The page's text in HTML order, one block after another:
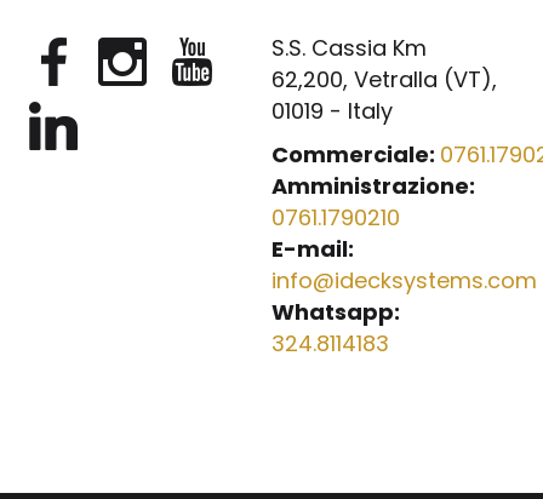
S.S. Cassia Km
62,200, Vetralla (VT),
01019 - Italy
Commerciale:
Amministrazione:
0761.1790210
E-mail:
info@idecksystems.com
Whatsapp:
324.8114183